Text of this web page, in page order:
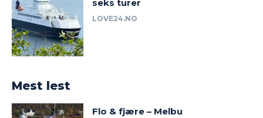
seks turer
LOVE24.NO
Mest lest
Flo & fjære – Melbu